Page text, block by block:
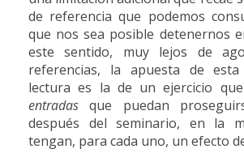
de referencia que podemos
que nos sea posible detenernos
este sentido, muy lejos de
referencias, la apuesta de
lectura es la de un ejercicio
entradas que puedan
después del seminario, en la
tengan, para cada uno, un efecto